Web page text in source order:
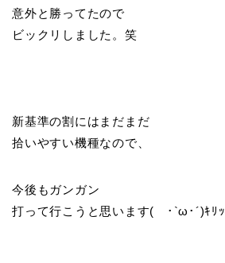
意外と勝ってたので
ビックリしました。笑
新基準の割にはまだまだ
拾いやすい機種なので、
今後もガンガン
打って行こうと思います( ･`ω･´)ｷﾘｯ